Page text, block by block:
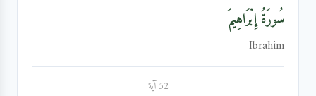
سُورَةُ إِبۡرَاهِيمَ
Ibrahim
52 آية